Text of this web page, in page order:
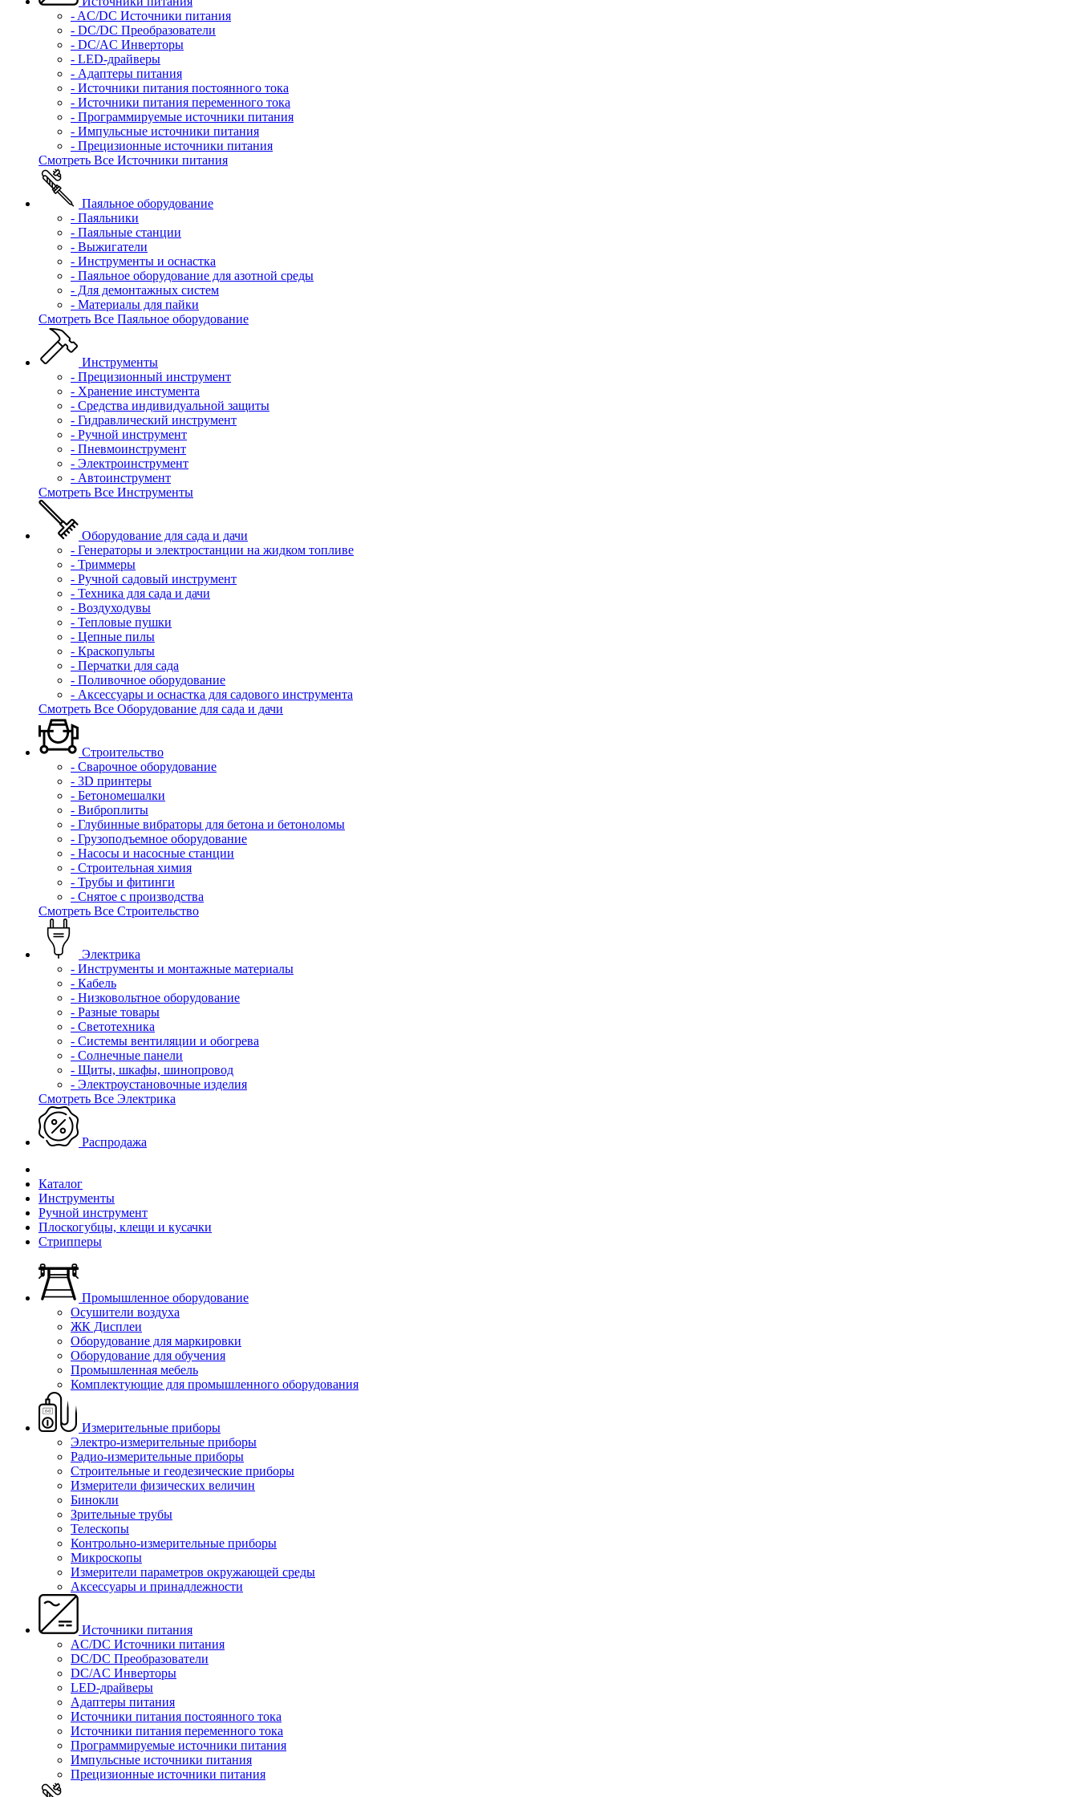
- AC/DC Источники питания
- DC/DC Преобразователи
- DC/AC Инверторы
- LED-драйверы
- Адаптеры питания
- Источники питания постоянного тока
- Источники питания переменного тока
- Программируемые источники питания
- Импульсные источники питания
- Прецизионные источники питания
Смотреть Все Источники питания
Паяльное оборудование
- Паяльники
- Паяльные станции
- Выжигатели
- Инструменты и оснастка
- Паяльное оборудование для азотной среды
- Для демонтажных систем
- Материалы для пайки
Смотреть Все Паяльное оборудование
Инструменты
- Прецизионный инструмент
- Хранение инстумента
- Средства индивидуальной защиты
- Гидравлический инструмент
- Ручной инструмент
- Пневмоинструмент
- Электроинструмент
- Автоинструмент
Смотреть Все Инструменты
Оборудование для сада и дачи
- Генераторы и электростанции на жидком топливе
- Триммеры
- Ручной садовый инструмент
- Техника для сада и дачи
- Воздуходувы
- Тепловые пушки
- Цепные пилы
- Краскопульты
- Перчатки для сада
- Поливочное оборудование
- Аксессуары и оснастка для садового инструмента
Смотреть Все Оборудование для сада и дачи
Строительство
- Сварочное оборудование
- 3D принтеры
- Бетономешалки
- Виброплиты
- Глубинные вибраторы для бетона и бетоноломы
- Грузоподъемное оборудование
- Насосы и насосные станции
- Строительная химия
- Трубы и фитинги
- Снятое с производства
Смотреть Все Строительство
Электрика
- Инструменты и монтажные материалы
- Кабель
- Низковольтное оборудование
- Разные товары
- Светотехника
- Системы вентиляции и обогрева
- Солнечные панели
- Щиты, шкафы, шинопровод
- Электроустановочные изделия
Смотреть Все Электрика
Распродажа
Каталог
Инструменты
Ручной инструмент
Плоскогубцы, клещи и кусачки
Стрипперы
Промышленное оборудование
Осушители воздуха
ЖК Дисплеи
Оборудование для маркировки
Оборудование для обучения
Промышленная мебель
Комплектующие для промышленного оборудования
Измерительные приборы
Электро-измерительные приборы
Радио-измерительные приборы
Строительные и геодезические приборы
Измерители физических величин
Бинокли
Зрительные трубы
Телескопы
Контрольно-измерительные приборы
Микроскопы
Измерители параметров окружающей среды
Аксессуары и принадлежности
Источники питания
AC/DC Источники питания
DC/DC Преобразователи
DC/AC Инверторы
LED-драйверы
Адаптеры питания
Источники питания постоянного тока
Источники питания переменного тока
Программируемые источники питания
Импульсные источники питания
Прецизионные источники питания